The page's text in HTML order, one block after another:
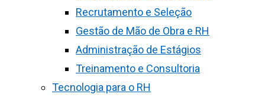
Recrutamento e Seleção
Gestão de Mão de Obra e RH
Administração de Estágios
Treinamento e Consultoria
Tecnologia para o RH